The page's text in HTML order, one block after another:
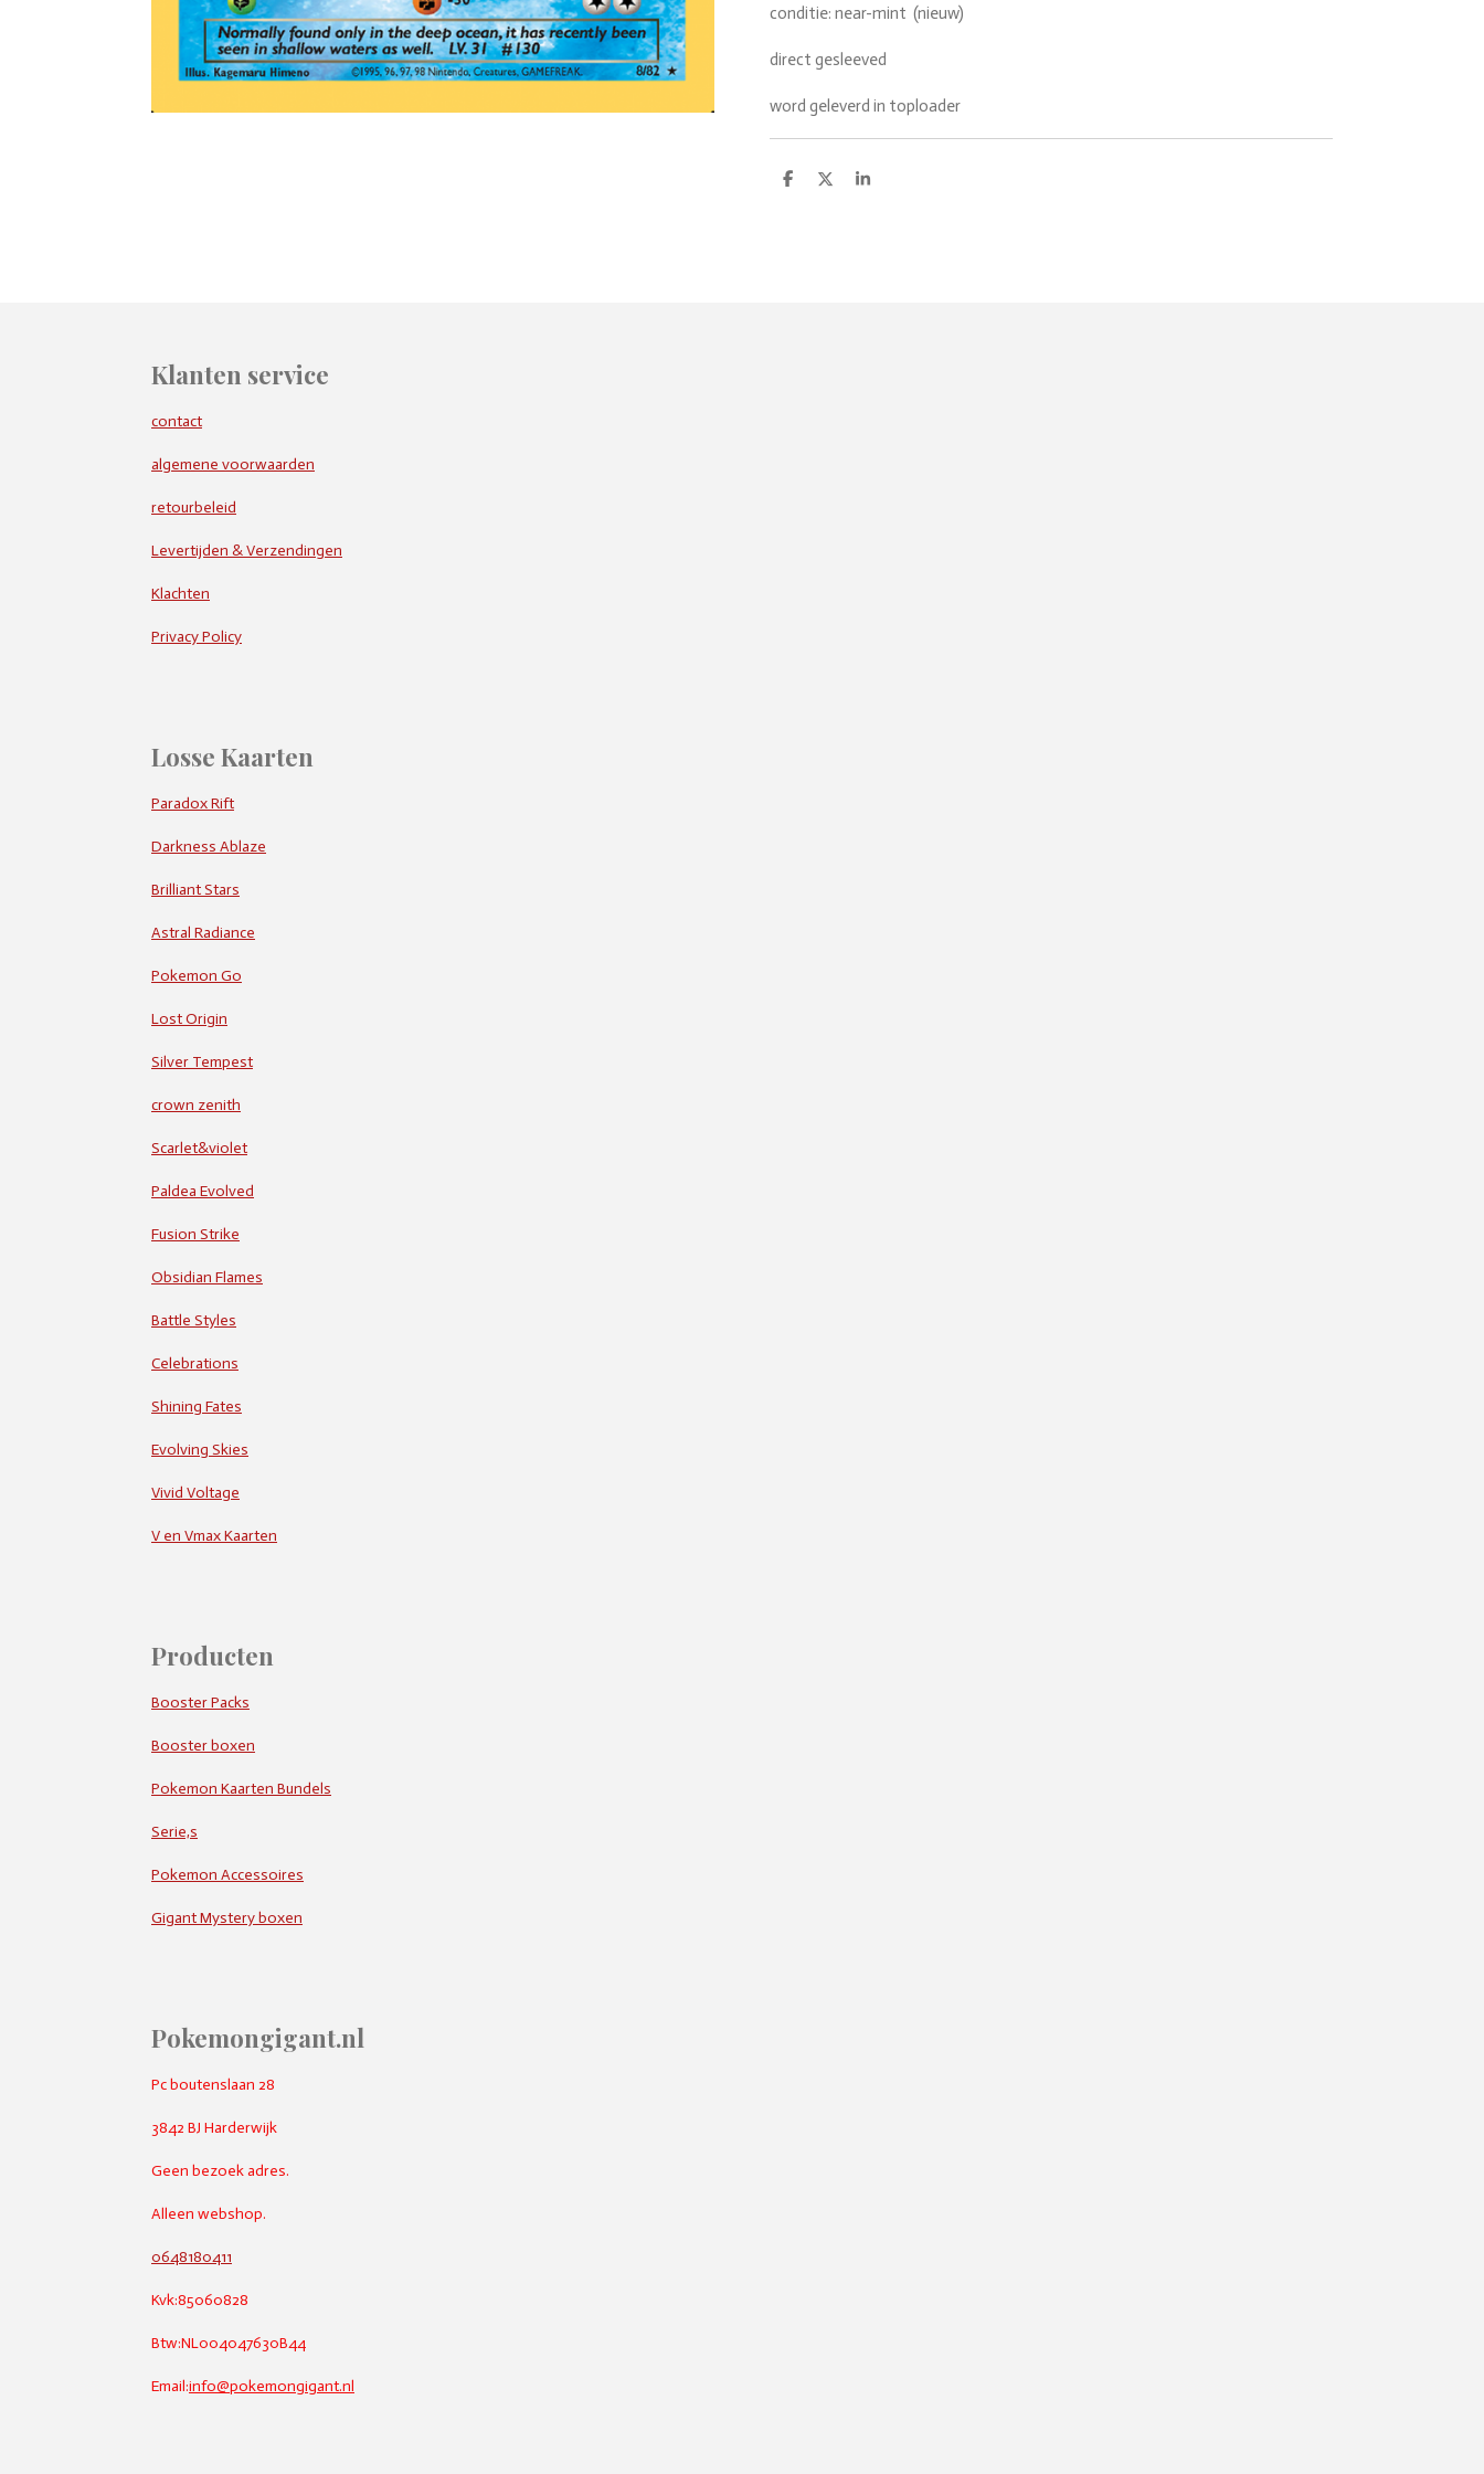
conditie: near-mint (nieuw)
direct gesleeved
word geleverd in toploader
D
D
S
Klanten service
contact
algemene voorwaarden
retourbeleid
Levertijden & Verzendingen
Klachten
Privacy Policy
Losse Kaarten
Paradox Rift
Darkness Ablaze
Brilliant Stars
Astral Radiance
Pokemon Go
Lost Origin
Silver Tempest
crown zenith
Scarlet&violet
Paldea Evolved
Fusion Strike
Obsidian Flames
Battle Styles
Celebrations
Shining Fates
Evolving Skies
Vivid Voltage
V en Vmax Kaarten
Producten
Booster Packs
Booster boxen
Pokemon Kaarten Bundels
Serie,s
Pokemon Accessoires
Gigant Mystery boxen
Pokemongigant.nl
Pc boutenslaan 28
3842 BJ Harderwijk
Geen bezoek adres.
Alleen webshop.
0648180411
Kvk:85060828
Btw:NL004047630B44
Email:info@pokemongigant.nl